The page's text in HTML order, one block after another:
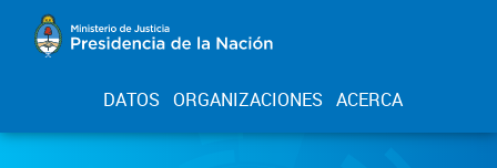
DATOS ORGANIZACIONES ACERCA